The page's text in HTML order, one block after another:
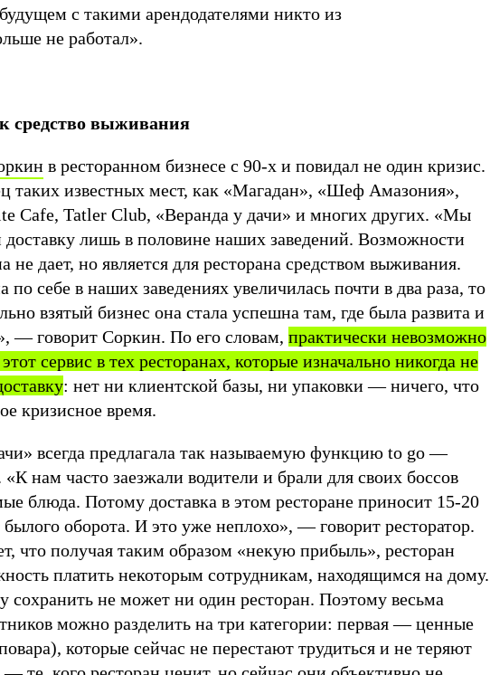
с такими арендодателями никто из
не работал».
средство выживания
в ресторанном бизнесе с 90-х и повидал не один кризис.
таких известных мест, как «Магадан», «Шеф Амазония»,
Cafe, Tatler Club, «Веранда у дачи» и многих других. «Мы
доставку лишь в половине наших заведений. Возможности
не дает, но является для ресторана средством выживания.
по себе в наших заведениях увеличилась почти в два раза, то
взятый бизнес она стала успешна там, где была развита и
— говорит Соркин. По его словам, практически невозможно
сервис в тех ресторанах, которые изначально никогда не
: нет ни клиентской базы, ни упаковки — ничего, что
кризисное время.
всегда предлагала так называемую функцию to go —
нам часто заезжали водители и брали для своих боссов
блюда. Потому доставка в этом ресторане приносит 15-20
былого оборота. И это уже неплохо», — говорит ресторатор.
что получая таким образом «некую прибыль», ресторан
платить некоторым сотрудникам, находящимся на дому.
сохранить не может ни один ресторан. Поэтому весьма
можно разделить на три категории: первая — ценные
которые сейчас не перестают трудиться и не теряют